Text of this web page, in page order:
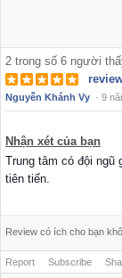
2 trong số 6 người
Nguyễn Khánh Vy · 9
Nhận xét của bạn
Trung tâm có đội
tiên tiến.
Review có ích cho bạn
Report Subscribe